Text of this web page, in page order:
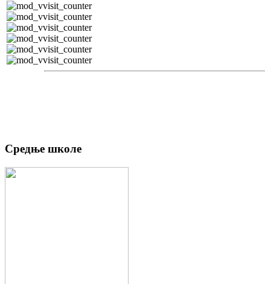
Средње школе